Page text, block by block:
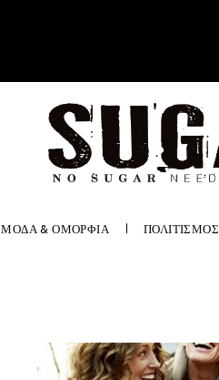
ΜΟΔΑ & ΟΜΟΡΦΙΑ ΠΟΛΙΤΙΣΜΟΣ